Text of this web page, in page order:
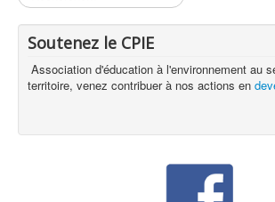
Soutenez le CPIE
Association d'éducation à l'environnement au
territoire, venez contribuer à nos actions en